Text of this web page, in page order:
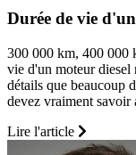
Durée de vie
300 000 km, 400 000
vie d'un moteur diesel
détails que beaucoup
devez vraiment
Lire l'article